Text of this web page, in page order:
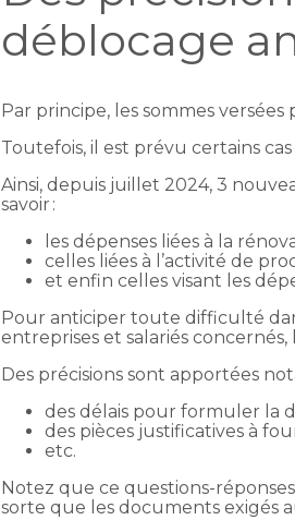
déblocage
Par principe, les sommes
Toutefois, il est prévu certains
Ainsi, depuis juillet 2024, 3
savoir :
les dépenses liées à la
celles liées à l’activité de
et enfin celles visant les
Pour anticiper toute difficulté
entreprises et salariés
Des précisions sont apportées
des délais pour formuler la
des pièces justificatives à
etc.
Notez que ce questions-
sorte que les documents exigés